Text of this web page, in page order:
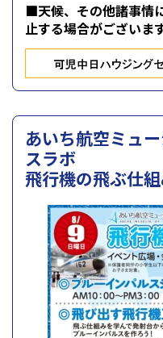
■天候、その他諸事情
止する場合がございます
あいち航空ミュ
スラボ
飛行機の飛ぶ仕